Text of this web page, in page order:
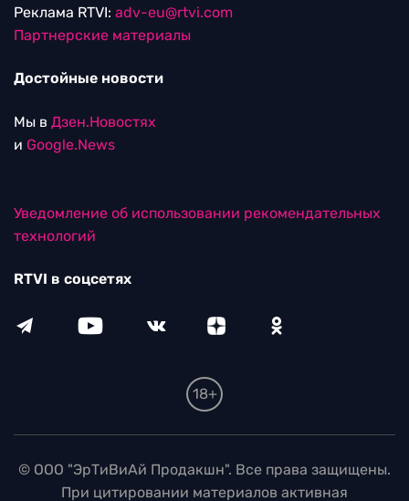
Реклама RTVI: adv-eu@rtvi.com
Партнерские материалы
Достойные новости
Мы в Дзен.Новостях
и Google.News
Уведомление об использовании рекомендательных
технологий
RTVI в соцсетях
18+
© ООО "ЭрТиВиАй Продакшн". Все права защищены.
При цитировании материалов активная